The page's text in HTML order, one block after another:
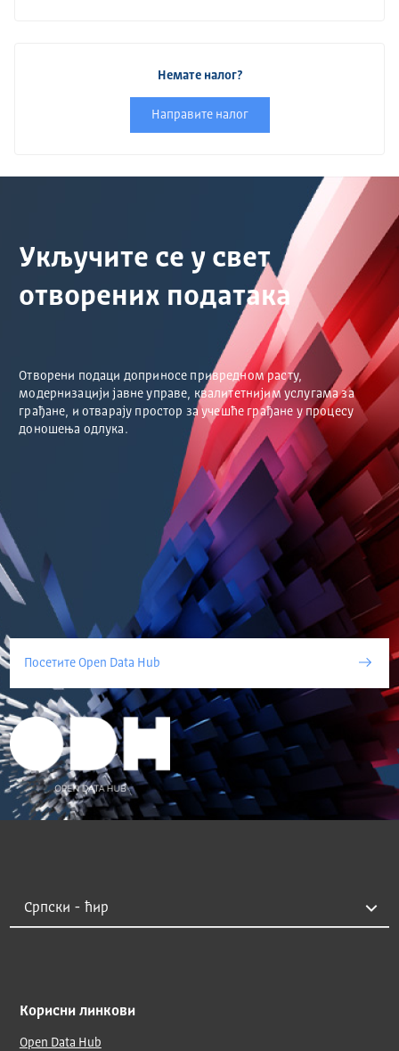
Немате налог?
Направите налог
Укључите се у свет
отворених података
Отворени подаци доприносе привредном расту,
модернизацији јавне управе, квалитетнијим услугама за
грађане, и отварају простор за учешће грађане у процесу
доношења одлука.
Посетите Open Data Hub
Корисни линкови
Open Data Hub